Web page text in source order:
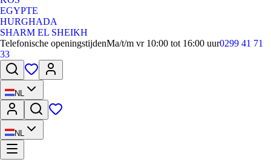
EGYPTE
HURGHADA
SHARM EL SHEIKH
Telefonische openingstijdenMa/t/m vr 10:00 tot 16:00 uur0299 41 71
33
NL
NL